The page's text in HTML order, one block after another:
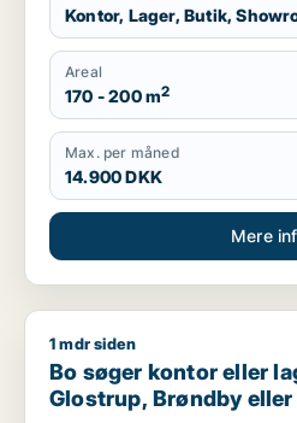
Kontor, Lager, Butik,
Areal
170 - 200 m2
Max. per måned
14.900 DKK
Mere
Bo søger kontor eller lager til
1 mdr siden
Bo søger kontor eller
Glostrup, Brøndby